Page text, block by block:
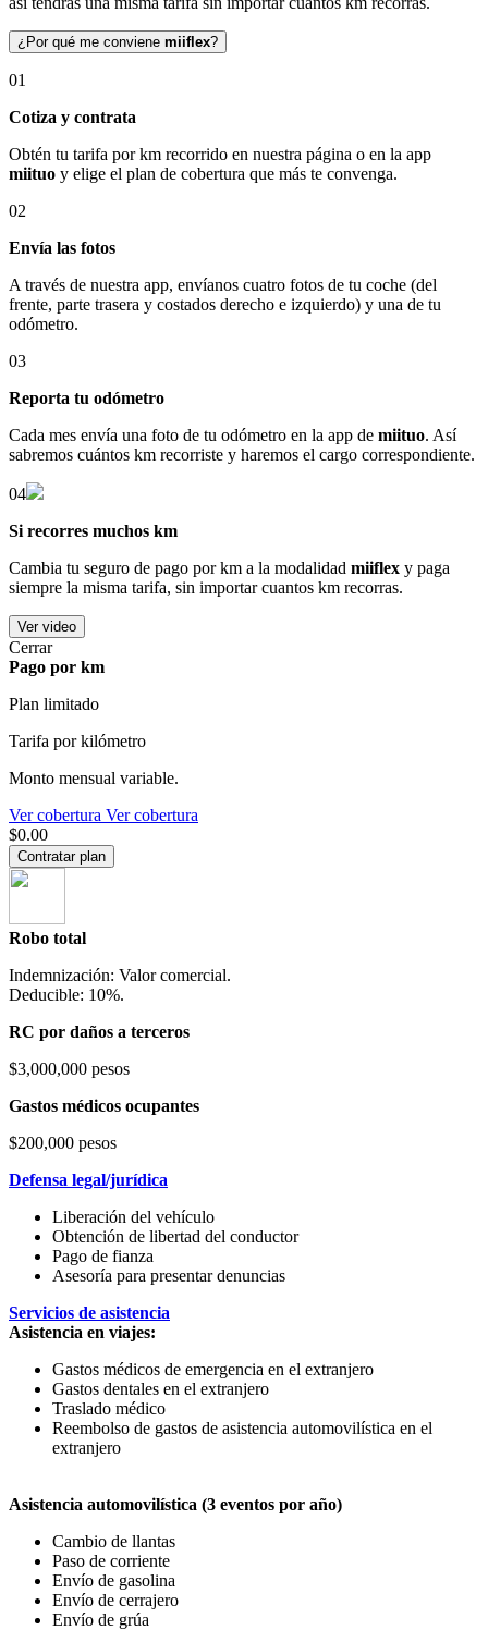
¿Por qué me conviene miiflex?
01
Cotiza y contrata
Obtén tu tarifa por km recorrido en nuestra página o en la app
miituo y elige el plan de cobertura que más te convenga.
02
Envía las fotos
A través de nuestra app, envíanos cuatro fotos de tu coche (del
frente, parte trasera y costados derecho e izquierdo) y una de tu
odómetro.
03
Reporta tu odómetro
Cada mes envía una foto de tu odómetro en la app de miituo. Así
sabremos cuántos km recorriste y haremos el cargo correspondiente.
04
Si recorres muchos km
Cambia tu seguro de pago por km a la modalidad miiflex y paga
siempre la misma tarifa, sin importar cuantos km recorras.
Ver video
Cerrar
Pago por km
Plan limitado
Tarifa por kilómetro
Monto mensual variable.
Ver cobertura Ver cobertura
$0.00
Contratar plan
Robo total
Indemnización: Valor comercial.
Deducible: 10%.
RC por daños a terceros
$3,000,000 pesos
Gastos médicos ocupantes
$200,000 pesos
Defensa legal/jurídica
Liberación del vehículo
Obtención de libertad del conductor
Pago de fianza
Asesoría para presentar denuncias
Servicios de asistencia
Asistencia en viajes:
Gastos médicos de emergencia en el extranjero
Gastos dentales en el extranjero
Traslado médico
Reembolso de gastos de asistencia automovilística en el
extranjero
Asistencia automovilística (3 eventos por año)
Cambio de llantas
Paso de corriente
Envío de gasolina
Envío de cerrajero
Envío de grúa